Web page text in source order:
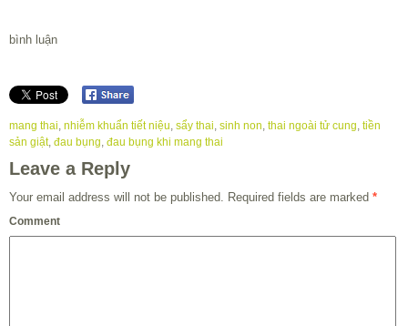
bình luận
mang thai, nhiễm khuẩn tiết niệu, sẩy thai, sinh non, thai ngoài tử cung, tiền
sản giật, đau bụng, đau bụng khi mang thai
Leave a Reply
Your email address will not be published. Required fields are marked *
Comment